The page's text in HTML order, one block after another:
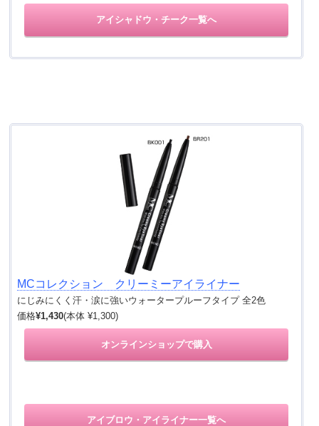
アイシャドウ・チーク一覧へ
MCコレクション クリーミーアイライナー
にじみにくく汗・涙に強いウォータープルーフタイプ 全2色
価格¥1,430(本体 ¥1,300)
オンラインショップで購入
アイブロウ・アイライナー一覧へ